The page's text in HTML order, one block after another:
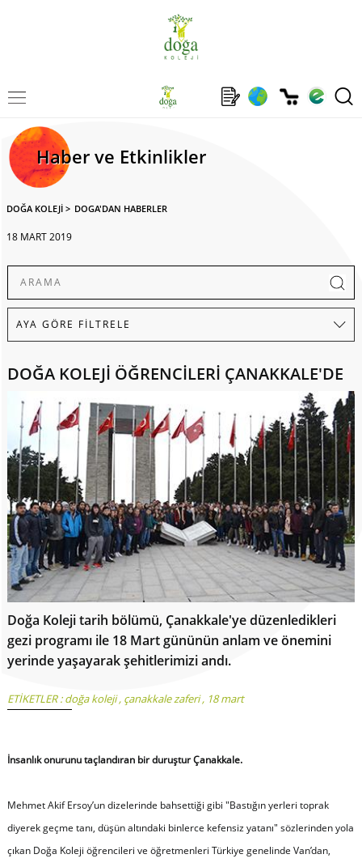
Haber ve Etkinlikler
DOĞA KOLEJİ > DOGA'DAN HABERLER
18 MART 2019
DOĞA KOLEJİ ÖĞRENCİLERİ ÇANAKKALE'DE
Doğa Koleji tarih bölümü, Çanakkale'ye düzenledikleri
gezi programı ile 18 Mart gününün anlam ve önemini
yerinde yaşayarak şehitlerimizi andı.
ETİKETLER :doğa koleji, çanakkale zaferi, 18 mart
İnsanlık onurunu taçlandıran bir duruştur Çanakkale.
Mehmet Akif Ersoy’un dizelerinde bahsettiği gibi "Bastığın yerleri toprak
diyerek geçme tanı, düşün altındaki binlerce kefensiz yatanı" sözlerinden yola
çıkan Doğa Koleji öğrencileri ve öğretmenleri Türkiye genelinde Van’dan,